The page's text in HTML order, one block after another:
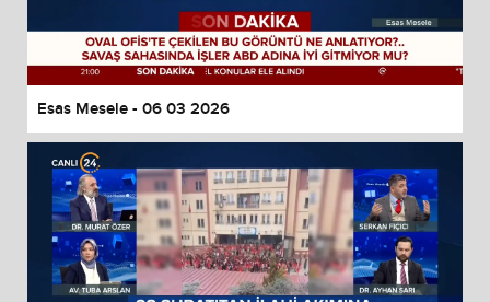
Esas Mesele - 06 03 2026